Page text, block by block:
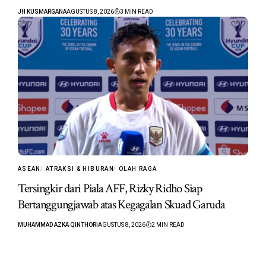
JH KUSMARGANAAGUSTUS 8, 2026 3 MIN READ
ASEAN ATRAKSI & HIBURAN OLAH RAGA
Tersingkir dari Piala AFF, Rizky Ridho Siap
Bertanggungjawab atas Kegagalan Skuad Garuda
MUHAMMAD AZKA QINTHORI AGUSTUS 8, 2026 2 MIN READ